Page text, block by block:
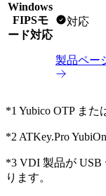
Windows
FIPSモ
ード対応
対応
製品ペー
*1 Yubico OTP また
*2 ATKey.Pro
*3 VDI 製品が USB
ります。